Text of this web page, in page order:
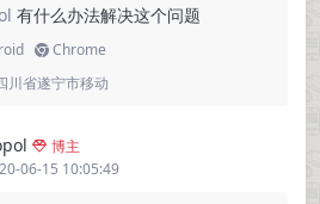
有什么办法解决这个问题
Chrome
川省遂宁市移动
博主
06-15 10:05:49